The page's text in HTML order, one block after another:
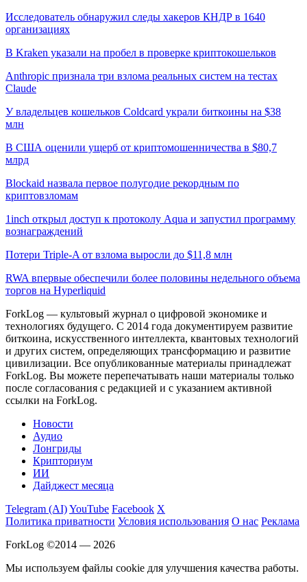
Исследователь обнаружил следы хакеров КНДР в 1640
организациях
В Kraken указали на пробел в проверке криптокошельков
Anthropic признала три взлома реальных систем на тестах
Claude
У владельцев кошельков Coldcard украли биткоины на $38
млн
В США оценили ущерб от криптомошенничества в $80,7
млрд
Blockaid назвала первое полугодие рекордным по
криптовзломам
1inch открыл доступ к протоколу Aqua и запустил программу
вознаграждений
Потери Triple-A от взлома выросли до $11,8 млн
RWA впервые обеспечили более половины недельного объема
торгов на Hyperliquid
ForkLog — культовый журнал о цифровой экономике и
технологиях будущего. С 2014 года документируем развитие
биткоина, искусственного интеллекта, квантовых технологий
и других систем, определяющих трансформацию и развитие
цивилизации. Все опубликованные материалы принадлежат
ForkLog. Вы можете перепечатывать наши материалы только
после согласования с редакцией и с указанием активной
ссылки на ForkLog.
Новости
Аудио
Лонгриды
Крипториум
ИИ
Дайджест месяца
Telegram (AI)YouTube Facebook X
Политика приватности Условия использования О нас Реклама
ForkLog ©2014 — 2026
Мы используем файлы cookie для улучшения качества работы.